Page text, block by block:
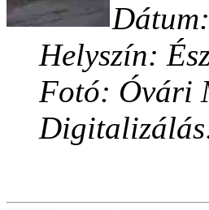
Helyszín:
Fotó: Óvári